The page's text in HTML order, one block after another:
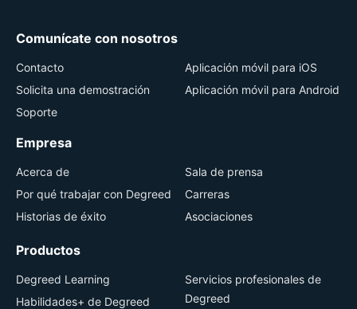
Comunícate con nosotros
Contacto
Solicita una demostración
Soporte
Aplicación móvil para iOS
Aplicación móvil para Android
Empresa
Acerca de
Por qué trabajar con Degreed
Historias de éxito
Sala de prensa
Carreras
Asociaciones
Productos
Degreed Learning
Habilidades+ de Degreed
Servicios profesionales de
Degreed